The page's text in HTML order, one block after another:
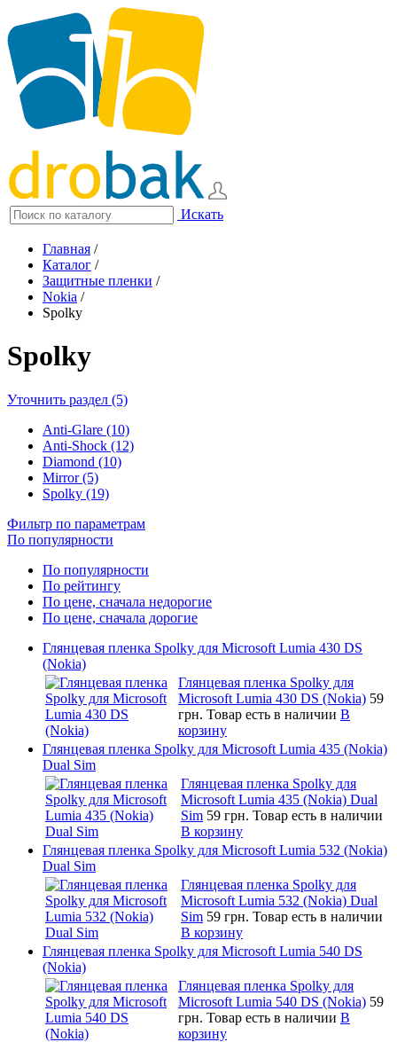
Искать
Главная /
Каталог /
Защитные пленки /
Nokia /
Spolky
Spolky
Уточнить раздел (5)
Anti-Glare (10)
Anti-Shock (12)
Diamond (10)
Mirror (5)
Spolky (19)
Фильтр по параметрам
По популярности
По популярности
По рейтингу
По цене, сначала недорогие
По цене, сначала дорогие
Глянцевая пленка Spolky для Microsoft Lumia 430 DS
(Nokia)
Глянцевая пленка Spolky для
Microsoft Lumia 430 DS (Nokia) 59
грн. Товар есть в наличии В
корзину
Глянцевая пленка Spolky для Microsoft Lumia 435 (Nokia)
Dual Sim
Глянцевая пленка Spolky для
Microsoft Lumia 435 (Nokia) Dual
Sim 59 грн. Товар есть в наличии
В корзину
Глянцевая пленка Spolky для Microsoft Lumia 532 (Nokia)
Dual Sim
Глянцевая пленка Spolky для
Microsoft Lumia 532 (Nokia) Dual
Sim 59 грн. Товар есть в наличии
В корзину
Глянцевая пленка Spolky для Microsoft Lumia 540 DS
(Nokia)
Глянцевая пленка Spolky для
Microsoft Lumia 540 DS (Nokia) 59
грн. Товар есть в наличии В
корзину